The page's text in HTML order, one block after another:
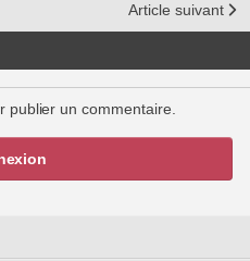
Article suivant
publier un commentaire.